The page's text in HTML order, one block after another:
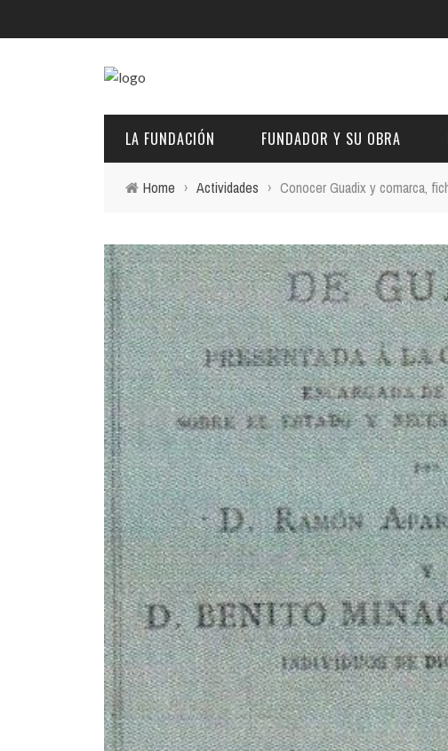
LA FUNDACIÓN
FINES
EL PATRONATO: COMPETENCIAS Y COMPOSICIÓN ACTUAL
FUNDADOR Y SU OBRA
PINTURAS
Home › Actividades › Conocer Guadix y comarca,